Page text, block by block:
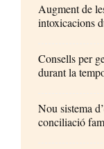
Augment de
intoxicacions
Consells per
durant la
Nou sistema
conciliació